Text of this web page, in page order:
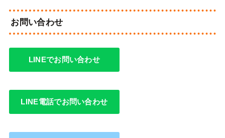
お問い合わせ
LINEでお問い合わせ
LINE電話でお問い合わせ